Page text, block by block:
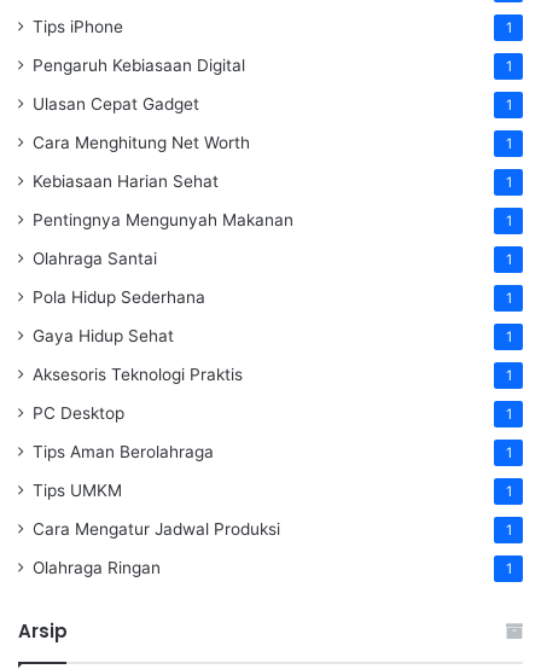
Tips iPhone 1
Pengaruh Kebiasaan Digital 1
Ulasan Cepat Gadget 1
Cara Menghitung Net Worth 1
Kebiasaan Harian Sehat 1
Pentingnya Mengunyah Makanan 1
Olahraga Santai 1
Pola Hidup Sederhana 1
Gaya Hidup Sehat 1
Aksesoris Teknologi Praktis 1
PC Desktop 1
Tips Aman Berolahraga 1
Tips UMKM 1
Cara Mengatur Jadwal Produksi 1
Olahraga Ringan 1
Arsip